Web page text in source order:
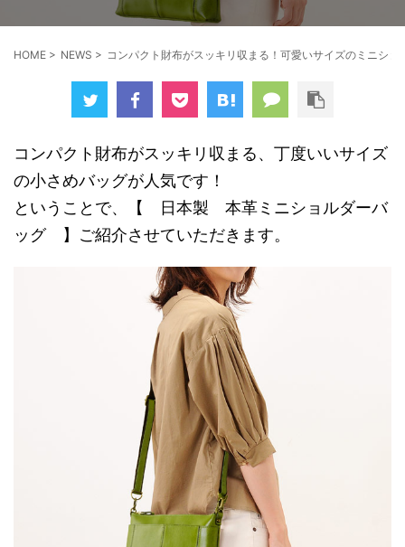
HOME > NEWS > コンパクト財布がスッキリ収まる！可愛いサイズのミニショ
コンパクト財布がスッキリ収まる、丁度いいサイズ
の小さめバッグが人気です！
ということで、【 日本製 本革ミニショルダーバ
ッグ 】ご紹介させていただきます。